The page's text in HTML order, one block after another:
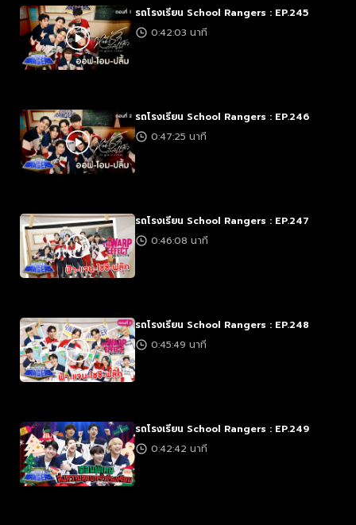
รถโรงเรียน School Rangers : EP.245
0:42:03 นาที
รถโรงเรียน School Rangers : EP.246
0:47:25 นาที
รถโรงเรียน School Rangers : EP.247
0:46:08 นาที
รถโรงเรียน School Rangers : EP.248
0:45:49 นาที
รถโรงเรียน School Rangers : EP.249
0:42:42 นาที